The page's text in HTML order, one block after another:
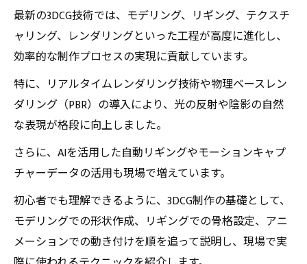
最新の3DCG技術では、モデリング、リギング、テクスチ
ャリング、レンダリングといった工程が高度に進化し、
効率的な制作プロセスの実現に貢献しています。
特に、リアルタイムレンダリング技術や物理ベースレン
ダリング（PBR）の導入により、光の反射や陰影の自然
な表現が格段に向上しました。
さらに、AIを活用した自動リギングやモーションキャプ
チャーデータの活用も現場で増えています。
初心者でも理解できるように、3DCG制作の基礎として、
モデリングでの形状作成、リギングでの骨格設定、アニ
メーションでの動き付けを順を追って説明し、現場で実